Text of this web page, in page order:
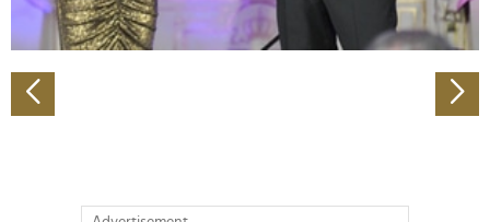
analysieren. Außerdem geben wir Informationen zu Ihrer
Verwendung unserer Website an unsere Partner für
Partner führen diese Informationen möglicherweise mit
weiteren Daten zusammen, die Sie ihnen bereitgestellt